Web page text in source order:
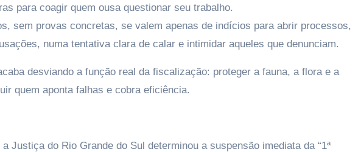
para coagir quem ousa questionar seu trabalho.
sem provas concretas, se valem apenas de indícios para abrir processos,
numa tentativa clara de calar e intimidar aqueles que denunciam.
desviando a função real da fiscalização: proteger a fauna, a flora e a
quem aponta falhas e cobra eficiência.
Justiça do Rio Grande do Sul determinou a suspensão imediata da “1ª